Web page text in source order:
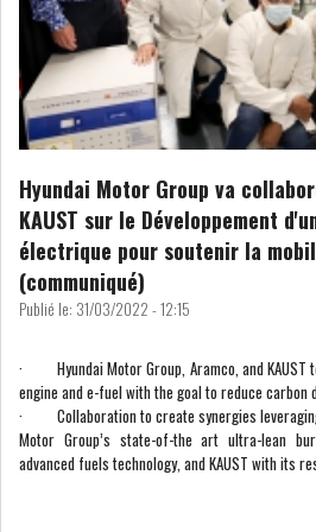
HAUSSE DES
MAGHREB VA
INTERNATIONAL
Hyundai Motor Group va
KAUST sur le Développement
électrique pour soutenir la
(communiqué)
Publié le: 31/03/2022 - 12:15
· Hyundai Motor Group, Aramco, and KAUST
engine and e-fuel with the goal to reduce carbon
· Collaboration to create synergies leveraging
Motor Group’s state-of-the art ultra-lean
advanced fuels technology, and KAUST with its